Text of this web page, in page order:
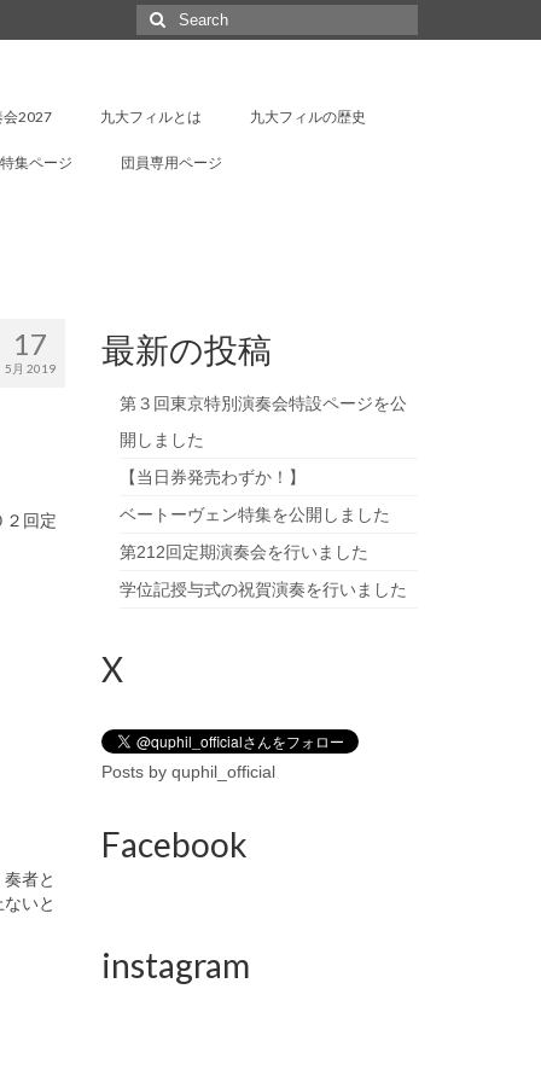
Search
for:
会2027 九大フィルとは 九大フィルの歴史
集ページ 団員専用ページ
17
5月 2019
２回定
者と
いと
最新の投稿
第３回東京特別演奏会特設ページを公
開しました
【当日券発売わずか！】
ベートーヴェン特集を公開しました
第212回定期演奏会を行いました
学位記授与式の祝賀演奏を行いました
X
Posts by quphil_official
Facebook
instagram